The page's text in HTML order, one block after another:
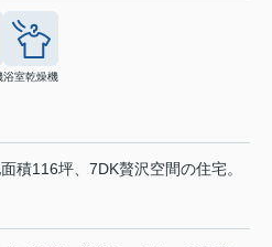
浴室乾燥機
積116坪、7DK贅沢空間の住宅。